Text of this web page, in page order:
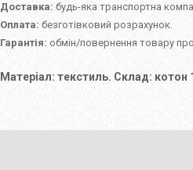
Доставка: будь-яка транспортна
Оплата: безготівковий розрахунок.
Гарантія: обмін/повернення товару
Матеріал: текстиль. Склад: котон